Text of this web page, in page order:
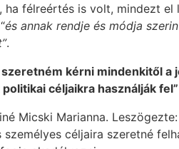
ha félreértés is volt, mindezt
és annak rendje és módja
.
kérni mindenkitől a
céljaikra használják fel”
Micski Marianna.
céljaira szeretné